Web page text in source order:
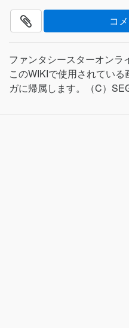
ファンタシースターオンラ
このWIKIで使用されてい
ガに帰属します。（C）